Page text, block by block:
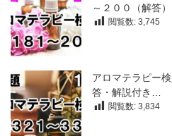
～２００（解答）
閲覧数: 3,745
アロマテラピー
答・解説付き…
閲覧数: 3,834